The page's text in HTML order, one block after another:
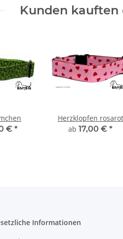
Kunden
€ *
Herzklopfen rosarot
ab 17,00 € *
Informationen